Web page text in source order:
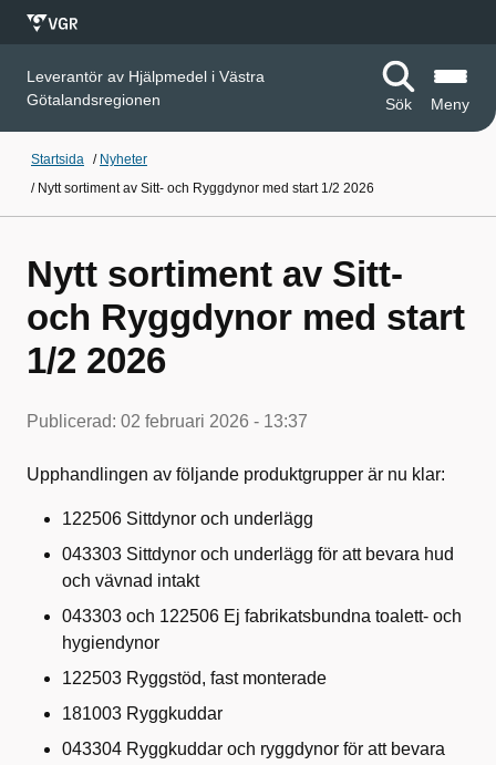
Leverantör av Hjälpmedel i Västra
Götalandsregionen
Sök Meny
Startsida / Nyheter
/ Nytt sortiment av Sitt- och Ryggdynor med start 1/2 2026
Nytt sortiment av Sitt-
och Ryggdynor med start
1/2 2026
Publicerad: 02 februari 2026 - 13:37
Upphandlingen av följande produktgrupper är nu klar:
122506 Sittdynor och underlägg
043303 Sittdynor och underlägg för att bevara hud
och vävnad intakt
043303 och 122506 Ej fabrikatsbundna toalett- och
hygiendynor
122503 Ryggstöd, fast monterade
181003 Ryggkuddar
043304 Ryggkuddar och ryggdynor för att bevara